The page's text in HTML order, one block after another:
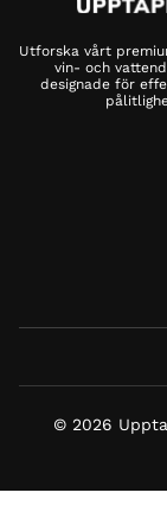
Utforska vårt
vin- och
designade för
© 2026